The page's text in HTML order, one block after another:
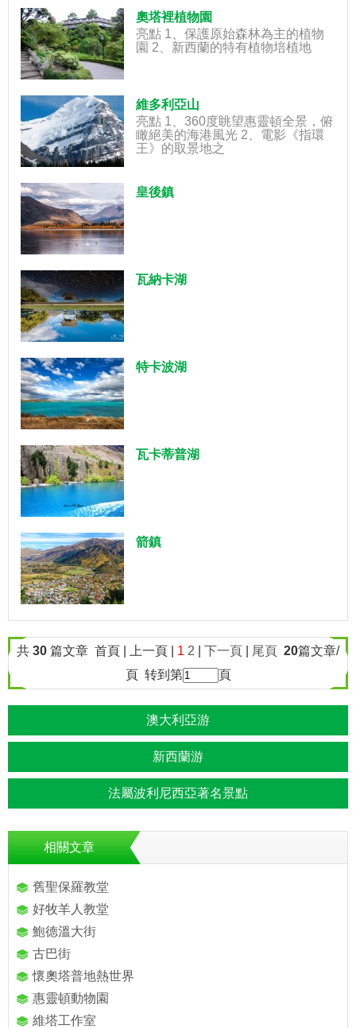
奧塔裡植物園
亮點 1、保護原始森林為主的植物
園 2、新西蘭的特有植物培植地
維多利亞山
亮點 1、360度眺望惠靈頓全景，俯
瞰絕美的海港風光 2、電影《指環
王》的取景地之
皇後鎮
瓦納卡湖
特卡波湖
瓦卡蒂普湖
箭鎮
共 30 篇文章 首頁 | 上一頁 | 1 2 下一頁 尾頁 20篇文章/
頁 转到第
頁
澳大利亞游
新西蘭游
法屬波利尼西亞著名景點
相關文章
舊聖保羅教堂
好牧羊人教堂
鮑德溫大街
古巴街
懷奧塔普地熱世界
惠靈頓動物園
維塔工作室